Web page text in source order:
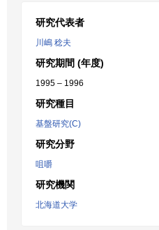
研究代表者
川嶋 稔夫
研究期間 (年度)
1995 – 1996
研究種目
基盤研究(C)
研究分野
咀嚼
研究機関
北海道大学